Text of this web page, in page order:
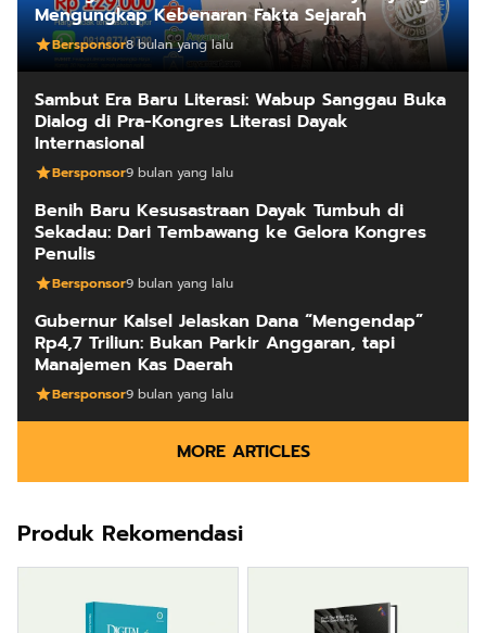
Mengungkap Kebenaran Fakta Sejarah
Bersponsor8 bulan yang lalu
Sambut Era Baru Literasi: Wabup Sanggau Buka
Dialog di Pra-Kongres Literasi Dayak
Internasional
Bersponsor9 bulan yang lalu
Benih Baru Kesusastraan Dayak Tumbuh di
Sekadau: Dari Tembawang ke Gelora Kongres
Penulis
Bersponsor9 bulan yang lalu
Gubernur Kalsel Jelaskan Dana “Mengendap”
Rp4,7 Triliun: Bukan Parkir Anggaran, tapi
Manajemen Kas Daerah
Bersponsor9 bulan yang lalu
MORE ARTICLES
Produk Rekomendasi